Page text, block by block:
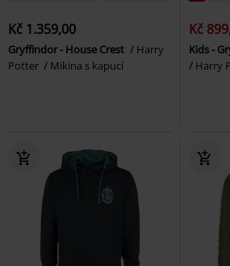
Kč 1.359,00
Gryffindor - House Crest
Harry
Potter
Mikina s kapucí
Kč
Kids -
Harry